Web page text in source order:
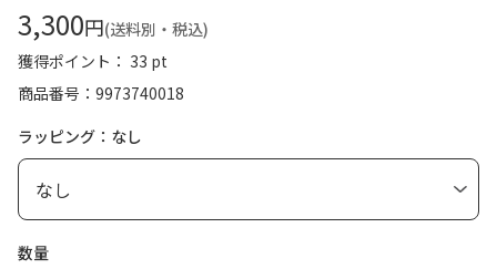
3,300円(送料別・税込)
獲得ポイント： 33 pt
商品番号
9973740018
ラッピング：なし
数量